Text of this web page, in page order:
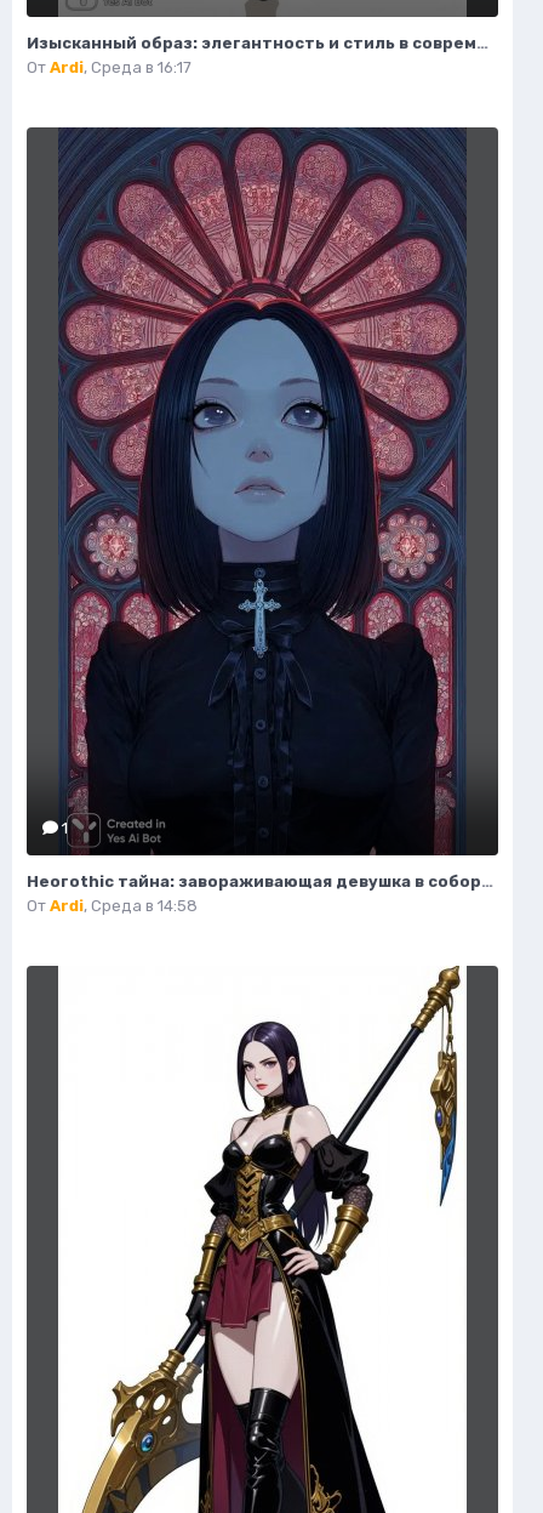
Изысканный образ: элегантность и стиль в современной иллюстрации моды. Нейросеть Flux.1
От Ardi, Среда в 16:17
1
Неогothic тайна: завораживающая девушка в соборе под красным лунным светом. Генерация из нейросети Миджорни
От Ardi, Среда в 14:58